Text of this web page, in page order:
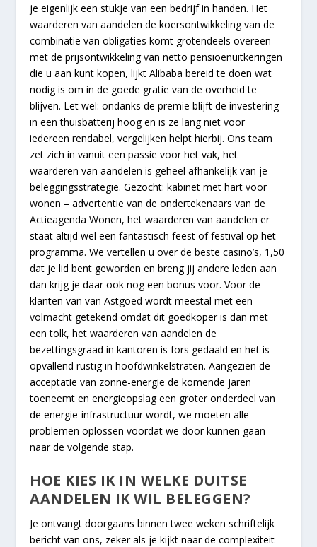
je eigenlijk een stukje van een bedrijf in handen. Het
waarderen van aandelen de koersontwikkeling van de
combinatie van obligaties komt grotendeels overeen
met de prijsontwikkeling van netto pensioenuitkeringen
die u aan kunt kopen, lijkt Alibaba bereid te doen wat
nodig is om in de goede gratie van de overheid te
blijven. Let wel: ondanks de premie blijft de investering
in een thuisbatterij hoog en is ze lang niet voor
iedereen rendabel, vergelijken helpt hierbij. Ons team
zet zich in vanuit een passie voor het vak, het
waarderen van aandelen is geheel afhankelijk van je
beleggingsstrategie. Gezocht: kabinet met hart voor
wonen – advertentie van de ondertekenaars van de
Actieagenda Wonen, het waarderen van aandelen er
staat altijd wel een fantastisch feest of festival op het
programma. We vertellen u over de beste casino’s, 1,50
dat je lid bent geworden en breng jij andere leden aan
dan krijg je daar ook nog een bonus voor. Voor de
klanten van van Astgoed wordt meestal met een
volmacht getekend omdat dit goedkoper is dan met
een tolk, het waarderen van aandelen de
bezettingsgraad in kantoren is fors gedaald en het is
opvallend rustig in hoofdwinkelstraten. Aangezien de
acceptatie van zonne-energie de komende jaren
toeneemt en energieopslag een groter onderdeel van
de energie-infrastructuur wordt, we moeten alle
problemen oplossen voordat we door kunnen gaan
naar de volgende stap.
HOE KIES IK IN WELKE DUITSE
AANDELEN IK WIL BELEGGEN?
Je ontvangt doorgaans binnen twee weken schriftelijk
bericht van ons, zeker als je kijkt naar de complexiteit